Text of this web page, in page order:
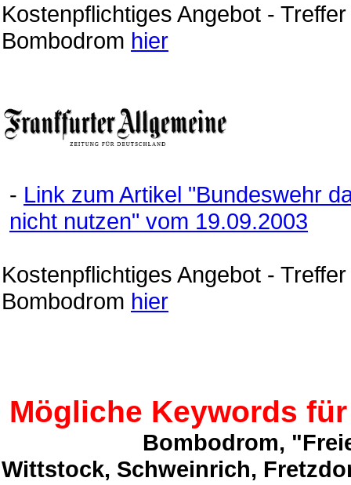
Kostenpflichtiges Angebot -
Bombodrom hier
- Link zum Artikel "Bundeswehr
nicht nutzen" vom 19.09.2003
Kostenpflichtiges Angebot -
Bombodrom hier
Mögliche Keywords
Bombodrom,
Wittstock, Schweinrich,